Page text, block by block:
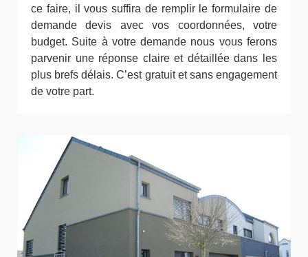
ce faire, il vous suffira de remplir le formulaire de
demande devis avec vos coordonnées, votre
budget. Suite à votre demande nous vous ferons
parvenir une réponse claire et détaillée dans les
plus brefs délais. C’est gratuit et sans engagement
de votre part.